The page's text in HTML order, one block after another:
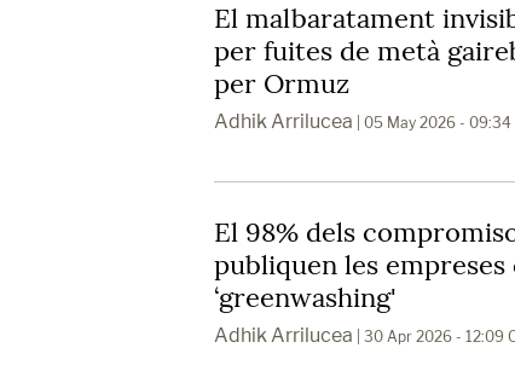
El malbaratament
per fuites de metà
per Ormuz
Adhik Arrilucea | 05 May 2026 - 09:34
El 98% dels
publiquen les
‘greenwashing'
Adhik Arrilucea | 30 Apr 2026 - 12:09